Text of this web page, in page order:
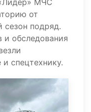
МЧС
от
сезон подряд.
и обследования
спецтехнику.